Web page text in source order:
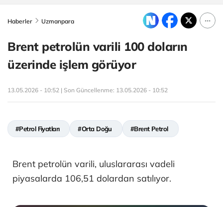
Haberler Uzmanpara
Brent petrolün varili 100 doların
üzerinde işlem görüyor
13.05.2026 - 10:52 | Son Güncellenme: 13.05.2026 - 10:52
#Petrol Fiyatları #Orta Doğu #Brent Petrol
Brent petrolün varili, uluslararası vadeli
piyasalarda 106,51 dolardan satılıyor.